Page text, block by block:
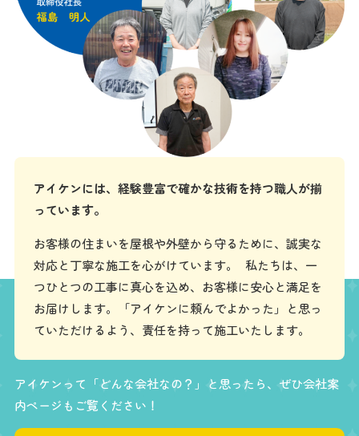
アイケンには、経験豊富で確かな技術を持つ職人が揃
っています。
お客様の住まいを屋根や外壁から守るために、誠実な
対応と丁寧な施工を心がけています。 私たちは、一
つひとつの工事に真心を込め、お客様に安心と満足を
お届けします。「アイケンに頼んでよかった」と思っ
ていただけるよう、責任を持って施工いたします。
アイケンって「どんな会社なの？」と思ったら、ぜひ会社案
内ページもご覧ください！